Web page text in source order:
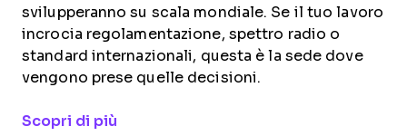
svilupperanno su scala mondiale. Se il tuo lavoro
incrocia regolamentazione, spettro radio o
standard internazionali, questa è la sede dove
vengono prese quelle decisioni.
Scopri di più